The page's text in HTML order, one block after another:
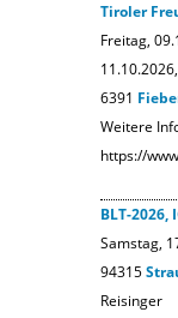
Tiroler
Freitag,
6391
Weitere
https://
BLT-2026,
Samstag,
94315
Reisinger